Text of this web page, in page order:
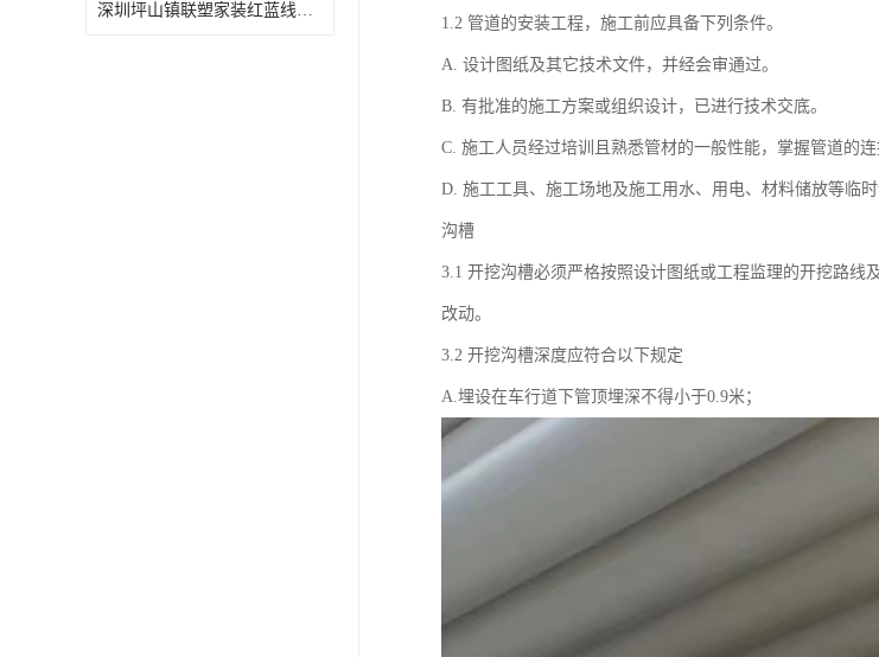
深圳坪山镇联塑家装红蓝线管型号 来电咨询
1.2 管道的安装工程，施工前应具备下列条件。
A. 设计图纸及其它技术文件，并经会审通过。
B. 有批准的施工方案或组织设计，已进行技术交底。
C. 施工人员经过培训且熟悉管材的一般性能，掌握管道的
D. 施工工具、施工场地及施工用水、用电、材料储放等临
沟槽
3.1 开挖沟槽必须严格按照设计图纸或工程监理的开挖路
改动。
3.2 开挖沟槽深度应符合以下规定
A.埋设在车行道下管顶埋深不得小于0.9米；